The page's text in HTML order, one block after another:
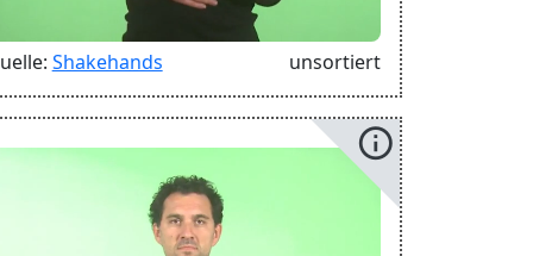
Shakehands unsortiert
info